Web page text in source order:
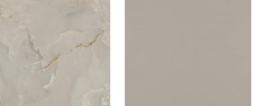
ДОДАТИ